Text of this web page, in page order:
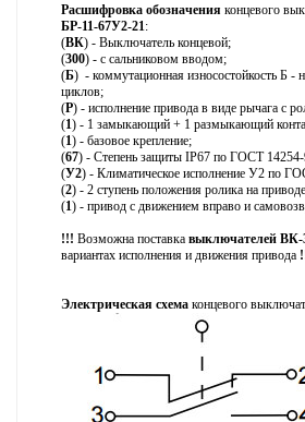
Расшифровка обозначения концевого
БР-11-67У2-21 :
(ВК) - Выключатель концевой;
(300) - с сальниковом вводом;
(Б) - коммутационная износостойкость Б -
циклов;
(Р) - исполнение привода в виде рычага с
(1) - 1 замыкающий + 1 размыкающий
(1) - базовое крепление;
(67) - Степень защиты IP67 по ГОСТ
(У2) - Климатическое исполнение У2 по
(2) - 2 ступень положения ролика на
(1) - привод с движением вправо и
!!! Возможна поставка выключателей ВК-
вариантах исполнения и движения привода
Электрическая схема концевого